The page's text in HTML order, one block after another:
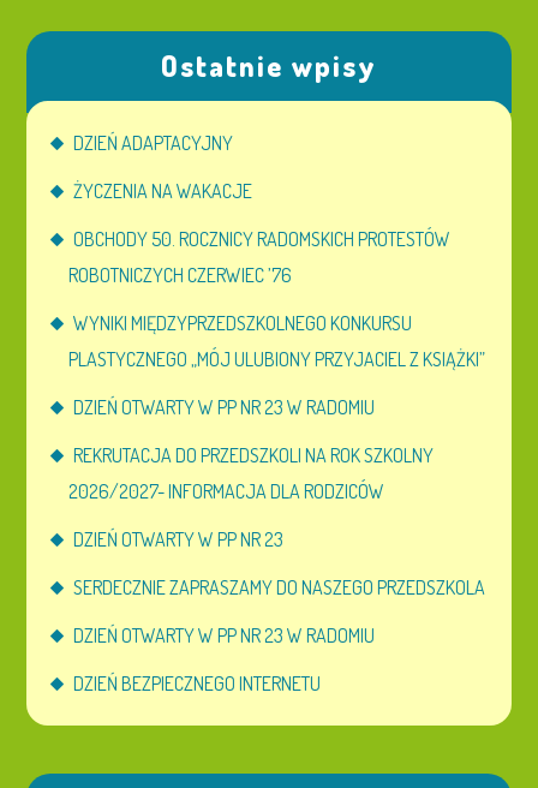
Ostatnie wpisy
DZIEŃ ADAPTACYJNY
ŻYCZENIA NA WAKACJE
OBCHODY 50. ROCZNICY RADOMSKICH PROTESTÓW
ROBOTNICZYCH CZERWIEC ’76
WYNIKI MIĘDZYPRZEDSZKOLNEGO KONKURSU
PLASTYCZNEGO „MÓJ ULUBIONY PRZYJACIEL Z KSIĄŻKI”
DZIEŃ OTWARTY W PP NR 23 W RADOMIU
REKRUTACJA DO PRZEDSZKOLI NA ROK SZKOLNY
2026/2027- INFORMACJA DLA RODZICÓW
DZIEŃ OTWARTY W PP NR 23
SERDECZNIE ZAPRASZAMY DO NASZEGO PRZEDSZKOLA
DZIEŃ OTWARTY W PP NR 23 W RADOMIU
DZIEŃ BEZPIECZNEGO INTERNETU